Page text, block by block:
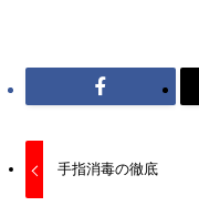
手指消毒の徹底